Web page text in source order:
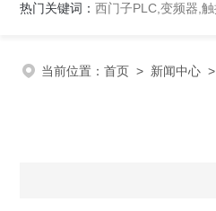
热门关键词： 西门子PLC,变频器,
当前位置： 首页 > 新闻中心 >